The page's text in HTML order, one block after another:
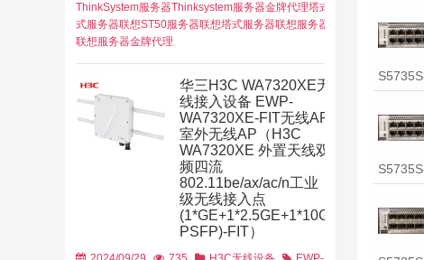
ThinkSystem服务器Thinksystem服务器金牌代理塔式
式服务器联想ST50服务器联想塔式服务器联想服务器
联想服务器金牌代理
华三H3C WA7320XE无
线接入设备 EWP-
WA7320XE-FIT无线AP
室外无线AP（H3C
WA7320XE 外置天线双
频四流
802.11be/ax/ac/n工业
级无线接入点
(1*GE+1*2.5GE+1*10G
PSFP)-FIT）
WLAN医
教育行业